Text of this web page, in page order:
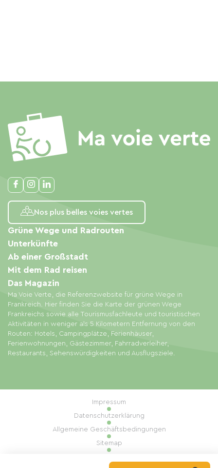
Nos plus belles voies vertes
Ma Voie Verte, die Referenzwebsite für grüne Wege in
Frankreich. Hier finden Sie die Karte der grünen Wege
Frankreichs sowie alle Tourismusfachleute und touristischen
Aktivitäten in weniger als 5 Kilometern Entfernung von den
Routen: Hotels, Campingplätze, Ferienhäuser,
Ferienwohnungen, Gästezimmer, Fahrradverleiher,
Restaurants, Sehenswürdigkeiten und Ausflugsziele.
Grüne Wege und Radrouten
Unterkünfte
Ab einer Großstadt
Mit dem Rad reisen
Das Magazin
Impressum
Datenschutzerklärung
Allgemeine Geschäftsbedingungen
Sitemap